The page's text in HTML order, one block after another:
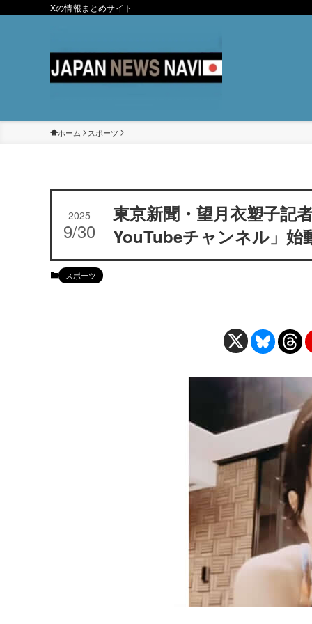
Xの情報まとめサイト
ホーム スポーツ
東京新聞・望月衣塑子記
YouTubeチャンネル」始
2025
9/30
スポーツ